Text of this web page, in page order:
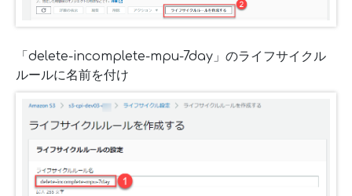
「delete-incomplete-mpu-7day」のライフサイクル
ルールに名前を付け